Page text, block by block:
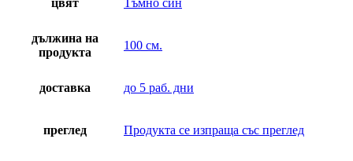
дължина на
продукта
100 см.
доставка до 5 раб. дни
преглед Продукта се изпраща със преглед